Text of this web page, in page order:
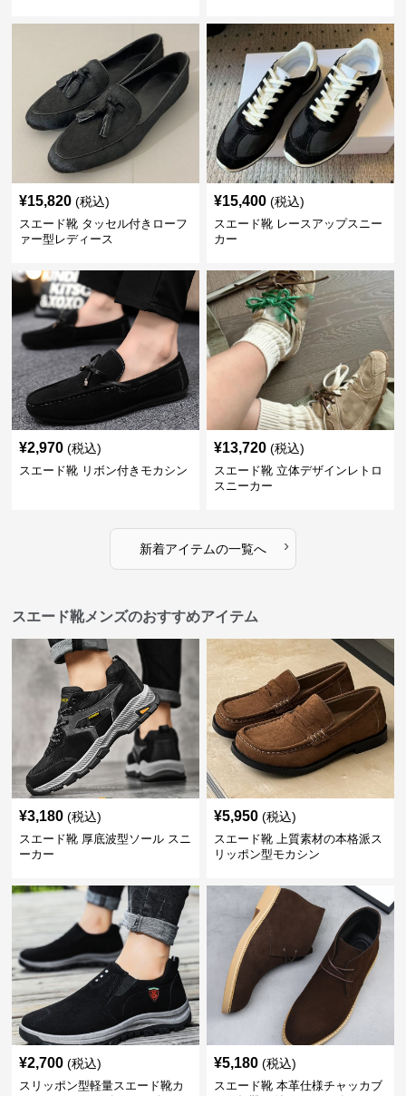
¥15,820 (税込)
スエード靴 タッセル付きローフ
ァー型レディース
¥15,400 (税込)
スエード靴 レースアップスニー
カー
¥2,970 (税込)
スエード靴 リボン付きモカシン
¥13,720 (税込)
スエード靴 立体デザインレトロ
スニーカー
新着アイテムの一覧へ ›
スエード靴メンズのおすすめアイテム
¥3,180 (税込)
スエード靴 厚底波型ソール スニ
ーカー
¥5,950 (税込)
スエード靴 上質素材の本格派ス
リッポン型モカシン
¥2,700 (税込)
スリッポン型軽量スエード靴カ
¥5,180 (税込)
スエード靴 本革仕様チャッカブ